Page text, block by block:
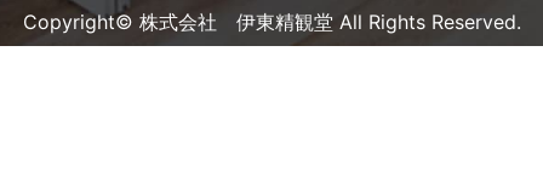
Copyright© 株式会社 伊東精観堂 All Rights Reserved.